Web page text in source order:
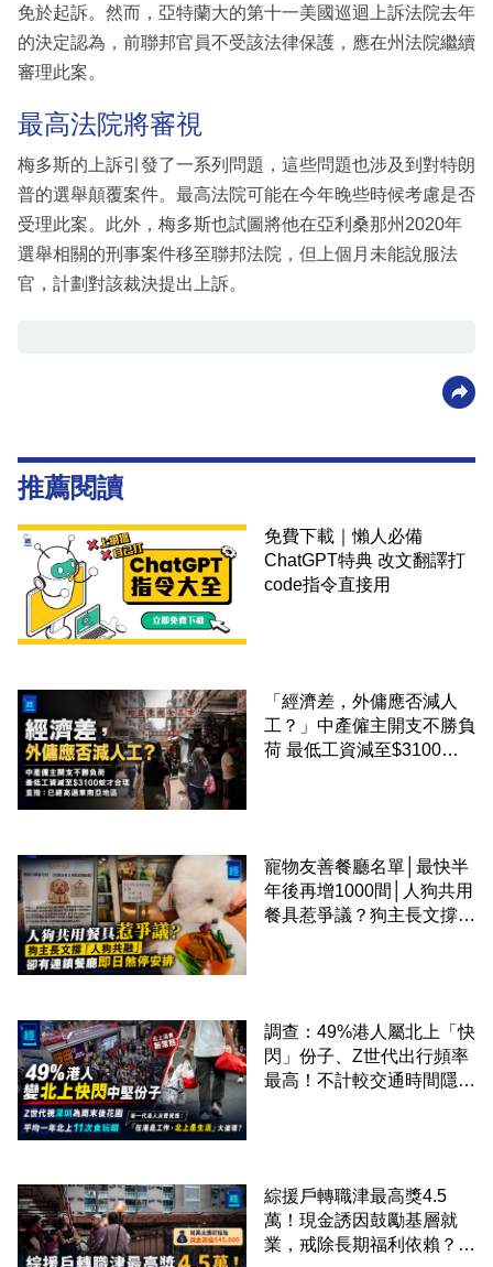
免於起訴。然而，亞特蘭大的第十一美國巡迴上訴法院去年
的決定認為，前聯邦官員不受該法律保護，應在州法院繼續
審理此案。
最高法院將審視
梅多斯的上訴引發了一系列問題，這些問題也涉及到對特朗
普的選舉顛覆案件。最高法院可能在今年晚些時候考慮是否
受理此案。此外，梅多斯也試圖將他在亞利桑那州2020年
選舉相關的刑事案件移至聯邦法院，但上個月未能說服法
官，計劃對該裁決提出上訴。
推薦閱讀
免費下載｜懶人必備
ChatGPT特典 改文翻譯打
code指令直接用
「經濟差，外傭應否減人
工？」中產僱主開支不勝負
荷 最低工資減至$3100蚊
寵物友善餐廳名單│最快半
年後再增1000間│人狗共用
餐具惹爭議？狗主長文撐
調查：49%港人屬北上「快
閃」份子、Z世代出行頻率
最高！不計較交通時間隱形
綜援戶轉職津最高獎4.5
萬！現金誘因鼓勵基層就
業，戒除長期福利依賴？鄧